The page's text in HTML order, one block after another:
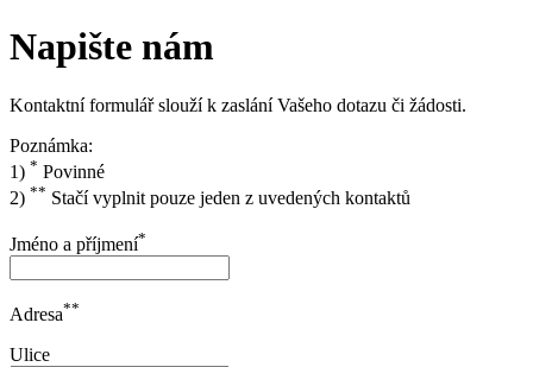
Napište nám
Kontaktní formulář slouží k zaslání Vašeho dotazu či žádosti.
Poznámka:
1) * Povinné
2) ** Stačí vyplnit pouze jeden z uvedených kontaktů
Jméno a příjmení*
Adresa**
Ulice